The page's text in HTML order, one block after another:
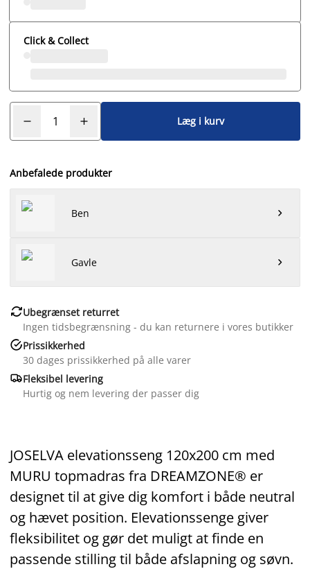
Click & Collect
Læg i kurv
Anbefalede produkter
Ben 
Gavle 
Ubegrænset returret
Ingen tidsbegrænsning - du kan returnere i vores butikker
Prissikkerhed
30 dages prissikkerhed på alle varer
Fleksibel levering
Hurtig og nem levering der passer dig
JOSELVA elevationsseng 120x200 cm med
MURU topmadras fra DREAMZONE® er
designet til at give dig komfort i både neutral
og hævet position. Elevationssenge giver
fleksibilitet og gør det muligt at finde en
passende stilling til både afslapning og søvn.